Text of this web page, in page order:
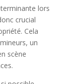
lors
crucial
Cela
un
scène